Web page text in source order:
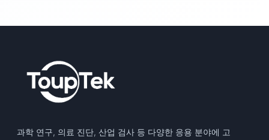
과학 연구, 의료 진단, 산업 검사 등 다양한 응용 분야에 고